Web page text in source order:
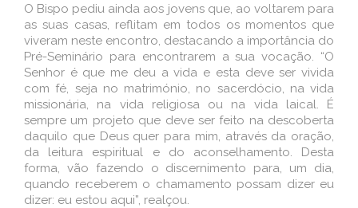
O Bispo pediu ainda aos jovens que, ao voltarem para
as suas casas, reflitam em todos os momentos que
viveram neste encontro, destacando a importância do
Pré-Seminário para encontrarem a sua vocação. “O
Senhor é que me deu a vida e esta deve ser vivida
com fé, seja no matrimónio, no sacerdócio, na vida
missionária, na vida religiosa ou na vida laical. É
sempre um projeto que deve ser feito na descoberta
daquilo que Deus quer para mim, através da oração,
da leitura espiritual e do aconselhamento. Desta
forma, vão fazendo o discernimento para, um dia,
quando receberem o chamamento possam dizer eu
dizer: eu estou aqui”, realçou.